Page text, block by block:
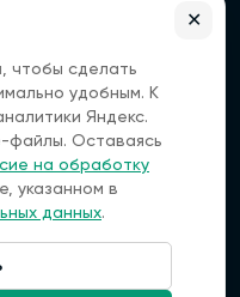
Связаться:
— Все права защищены
информационный
зависит от многих
не является
вам найти
Мы не оказываем
ваши заявки
за
или услуг,
чтобы сделать
удобным. К
Яндекс.
файлы. Оставаясь
на обработку
указанном в
данных.
✕